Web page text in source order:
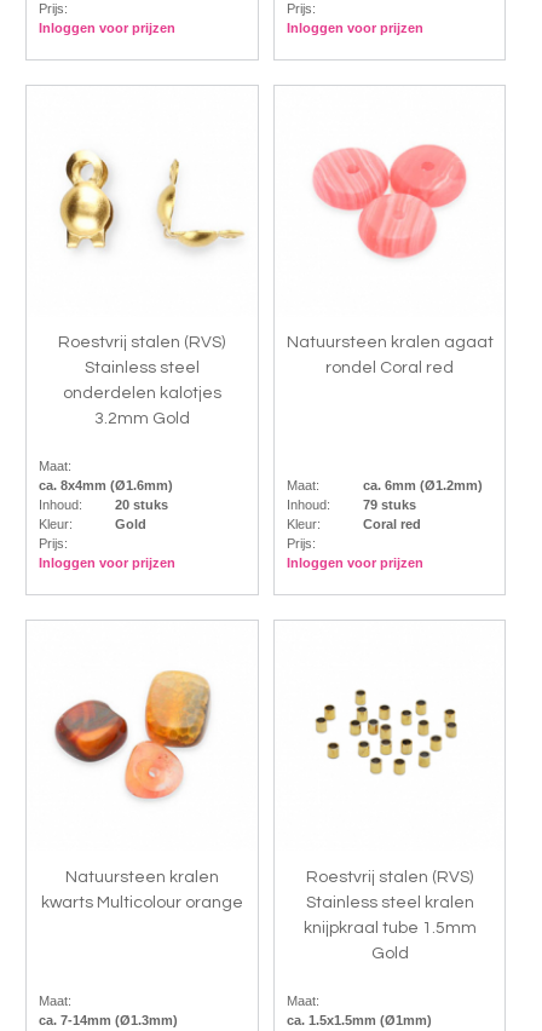
Prijs:
Inloggen voor prijzen
Prijs:
Inloggen voor prijzen
Roestvrij stalen (RVS)
Stainless steel
onderdelen kalotjes
3.2mm Gold
Maat:
ca. 8x4mm (Ø1.6mm)
Inhoud:
20 stuks
Kleur:
Gold
Prijs:
Inloggen voor prijzen
Natuursteen kralen agaat
rondel Coral red
Maat:
ca. 6mm (Ø1.2mm)
Inhoud:
79 stuks
Kleur:
Coral red
Prijs:
Inloggen voor prijzen
Natuursteen kralen
kwarts Multicolour orange
Maat:
ca. 7-14mm (Ø1.3mm)
Roestvrij stalen (RVS)
Stainless steel kralen
knijpkraal tube 1.5mm
Gold
Maat:
ca. 1.5x1.5mm (Ø1mm)